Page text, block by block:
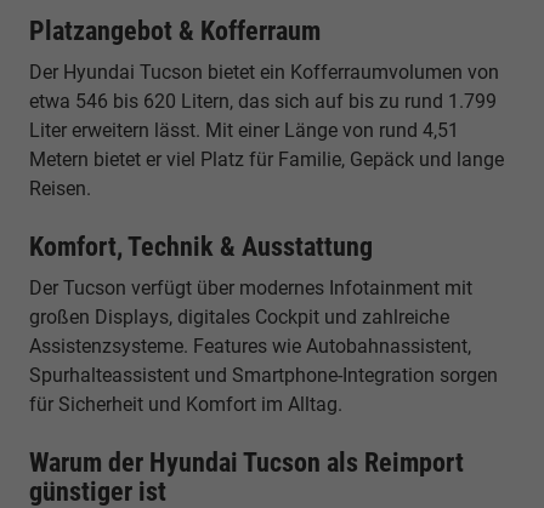
Platzangebot & Kofferraum
Der Hyundai Tucson bietet ein Kofferraumvolumen von
etwa 546 bis 620 Litern, das sich auf bis zu rund 1.799
Liter erweitern lässt. Mit einer Länge von rund 4,51
Metern bietet er viel Platz für Familie, Gepäck und lange
Reisen.
Komfort, Technik & Ausstattung
Der Tucson verfügt über modernes Infotainment mit
großen Displays, digitales Cockpit und zahlreiche
Assistenzsysteme. Features wie Autobahnassistent,
Spurhalteassistent und Smartphone-Integration sorgen
für Sicherheit und Komfort im Alltag.
Warum der Hyundai Tucson als Reimport
günstiger ist